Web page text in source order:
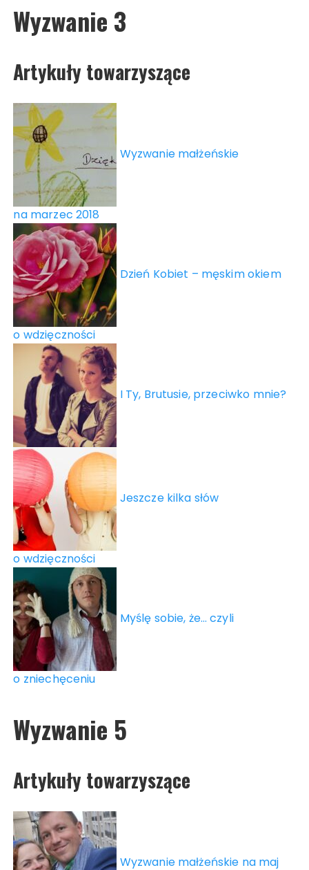
Wyzwanie 3
Artykuły towarzyszące
Wyzwanie małżeńskie
na marzec 2018
Dzień Kobiet – męskim okiem
o wdzięczności
I Ty, Brutusie, przeciwko mnie?
Jeszcze kilka słów
o wdzięczności
Myślę sobie, że… czyli
o zniechęceniu
Wyzwanie 5
Artykuły towarzyszące
Wyzwanie małżeńskie na maj